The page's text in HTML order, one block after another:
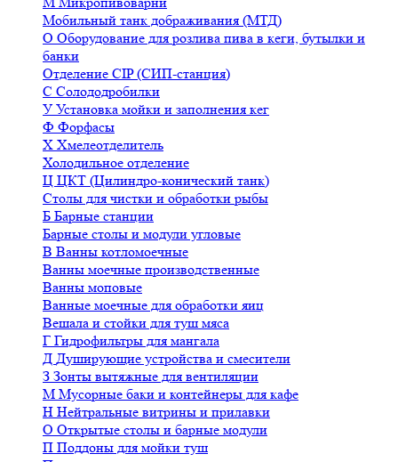
Мобильный танк дображивания (МТД)
О Оборудование для розлива пива в кеги, бутылки и
банки
Отделение CIP (СИП-станция)
С Солододробилки
У Установка мойки и заполнения кег
Ф Форфасы
Х Хмелеотделитель
Холодильное отделение
Ц ЦКТ (Цилиндро-конический танк)
Столы для чистки и обработки рыбы
Б Барные станции
Барные столы и модули угловые
В Ванны котломоечные
Ванны моечные производственные
Ванны моповые
Ванные моечные для обработки яиц
Вешала и стойки для туш мяса
Г Гидрофильтры для мангала
Д Душирующие устройства и смесители
З Зонты вытяжные для вентиляции
М Мусорные баки и контейнеры для кафе
Н Нейтральные витрины и прилавки
О Открытые столы и барные модули
П Поддоны для мойки туш